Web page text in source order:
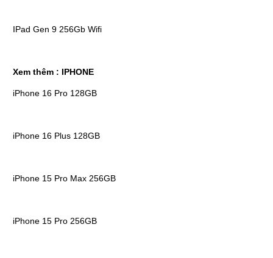
IPad Gen 9 256Gb Wifi
Xem thêm : IPHONE
iPhone 16 Pro 128GB
iPhone 16 Plus 128GB
iPhone 15 Pro Max 256GB
iPhone 15 Pro 256GB